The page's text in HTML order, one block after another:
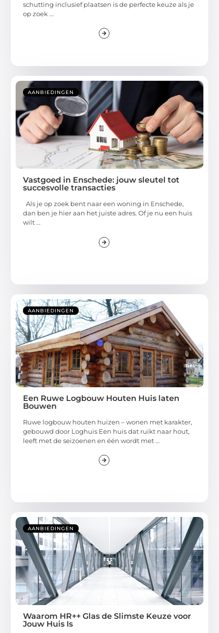
schutting inclusief plaatsen is de perfecte keuze als je
op zoek ...
AANBIEDINGEN
Vastgoed in Enschede: jouw sleutel tot
succesvolle transacties
Als je op zoek bent naar een woning in Enschede,
dan ben je hier aan het juiste adres. Of je nu een huis
wilt ...
AANBIEDINGEN
Een Ruwe Logbouw Houten Huis laten
Bouwen
Ruwe logbouw houten huizen – wonen met karakter,
gebouwd door Loghuis Een huis dat ruikt naar hout,
leeft met de seizoenen en één wordt met ...
AANBIEDINGEN
Waarom HR++ Glas de Slimste Keuze voor
Jouw Huis Is